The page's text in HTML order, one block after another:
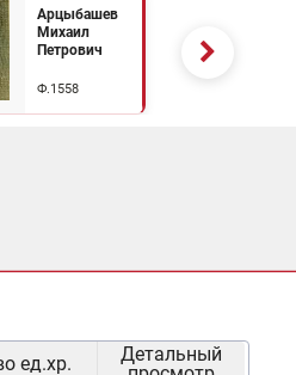
Арцыбашев
Михаил
Петрович
Ф.1558
ед.хр.
Детальный